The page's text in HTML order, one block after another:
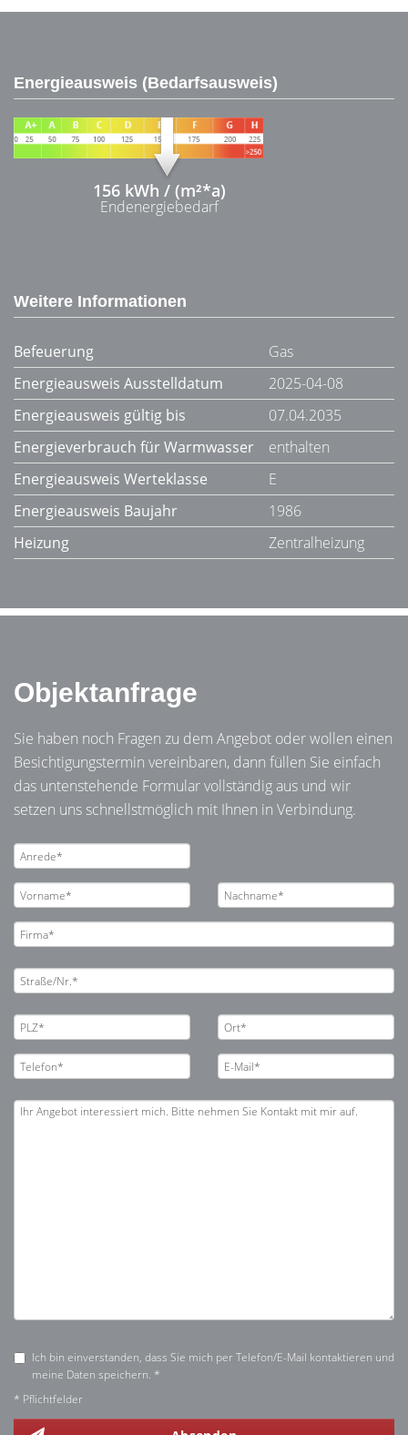
Energieausweis (Bedarfsausweis)
156 kWh / (m²*a)
Endenergiebedarf
Weitere Informationen
Befeuerung
Gas
Energieausweis Ausstelldatum
2025-04-08
Energieausweis gültig bis
07.04.2035
Energieverbrauch für Warmwasser
enthalten
Energieausweis Werteklasse
E
Energieausweis Baujahr
1986
Heizung
Zentralheizung
Objektanfrage
Sie haben noch Fragen zu dem Angebot oder wollen einen
Besichtigungstermin vereinbaren, dann füllen Sie einfach
das untenstehende Formular vollständig aus und wir
setzen uns schnellstmöglich mit Ihnen in Verbindung.
Ich bin einverstanden, dass Sie mich per Telefon/E-Mail kontaktieren und
meine Daten speichern. *
* Pflichtfelder